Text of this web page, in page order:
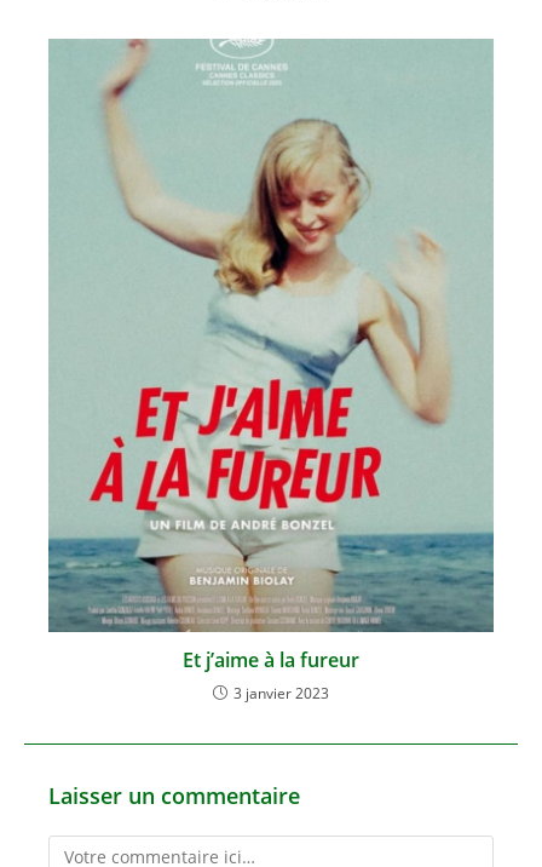
Et j’aime à la fureur
3 janvier 2023
Laisser un commentaire
Comment